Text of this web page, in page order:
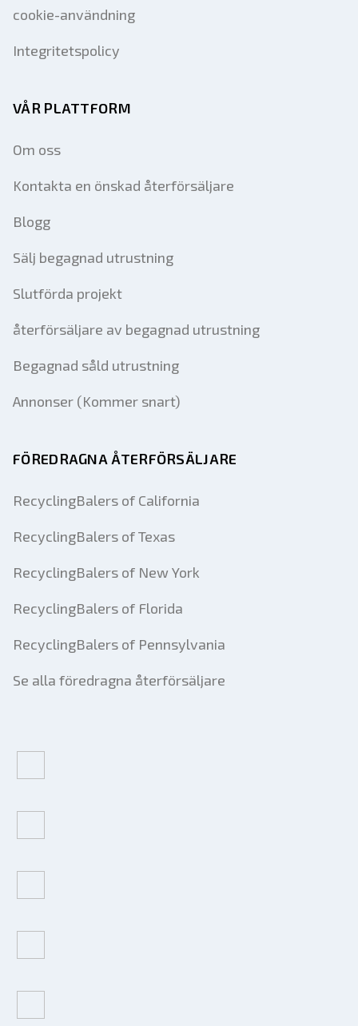
cookie-användning
Integritetspolicy
VÅR PLATTFORM
Om oss
Kontakta en önskad återförsäljare
Blogg
Sälj begagnad utrustning
Slutförda projekt
återförsäljare av begagnad utrustning
Begagnad såld utrustning
Annonser (Kommer snart)
FÖREDRAGNA ÅTERFÖRSÄLJARE
RecyclingBalers of California
RecyclingBalers of Texas
RecyclingBalers of New York
RecyclingBalers of Florida
RecyclingBalers of Pennsylvania
Se alla föredragna återförsäljare